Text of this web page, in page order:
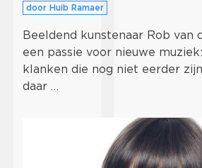
door Huib Ramaer
Beeldend kunstenaar Rob van
een passie voor nieuwe
klanken die nog niet eerder
daar …